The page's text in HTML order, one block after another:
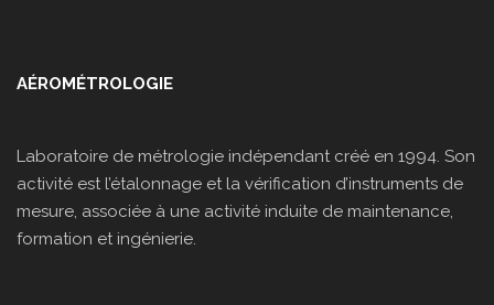
AÉROMÉTROLOGIE
Laboratoire de métrologie indépendant créé en 1994. Son
activité est l’étalonnage et la vérification d’instruments de
mesure, associée à une activité induite de maintenance,
formation et ingénierie.